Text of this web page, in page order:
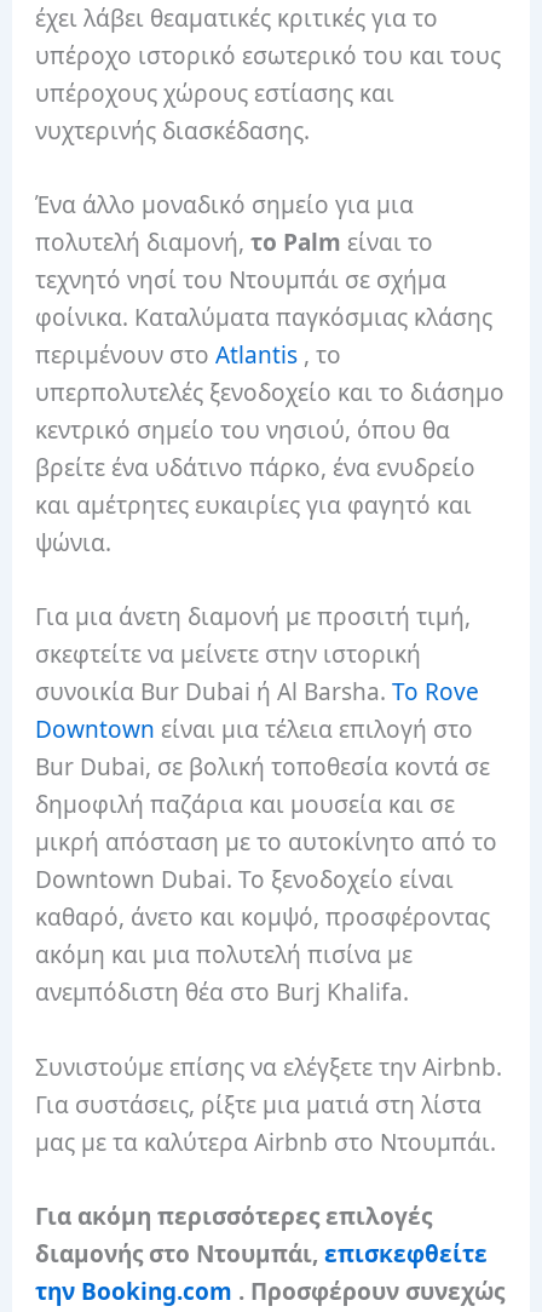
έχει λάβει θεαματικές κριτικές για το
υπέροχο ιστορικό εσωτερικό του και τους
υπέροχους χώρους εστίασης και
νυχτερινής διασκέδασης.
Ένα άλλο μοναδικό σημείο για μια
πολυτελή διαμονή,το Palm είναι το
τεχνητό νησί του Ντουμπάι σε σχήμα
φοίνικα. Καταλύματα παγκόσμιας κλάσης
περιμένουν στοAtlantis , το
υπερπολυτελές ξενοδοχείο και το διάσημο
κεντρικό σημείο του νησιού, όπου θα
βρείτε ένα υδάτινο πάρκο, ένα ενυδρείο
και αμέτρητες ευκαιρίες για φαγητό και
ψώνια.
Για μια άνετη διαμονή με προσιτή τιμή,
σκεφτείτε να μείνετε στην ιστορική
συνοικία Bur Dubai ή Al Barsha.Το Rove
Downtown είναι μια τέλεια επιλογή στο
Bur Dubai, σε βολική τοποθεσία κοντά σε
δημοφιλή παζάρια και μουσεία και σε
μικρή απόσταση με το αυτοκίνητο από το
Downtown Dubai. Το ξενοδοχείο είναι
καθαρό, άνετο και κομψό, προσφέροντας
ακόμη και μια πολυτελή πισίνα με
ανεμπόδιστη θέα στο Burj Khalifa.
Συνιστούμε επίσης να ελέγξετε την Airbnb.
Για συστάσεις, ρίξτε μια ματιά στη λίστα
μας με τα καλύτερα Airbnb στο Ντουμπάι.
Για ακόμη περισσότερες επιλογές
διαμονής στο Ντουμπάι,επισκεφθείτε
την Booking.com . Προσφέρουν συνεχώς